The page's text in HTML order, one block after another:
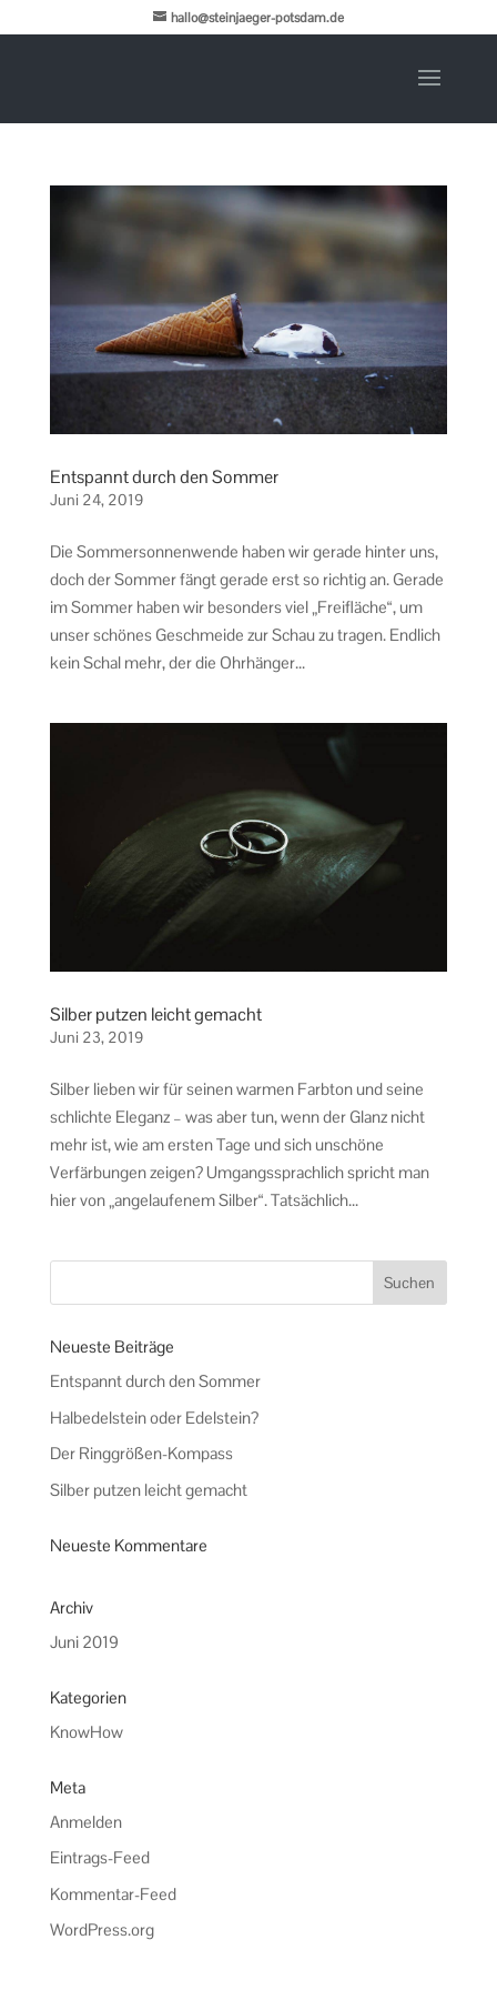
hallo@steinjaeger-potsdam.de
Entspannt durch den Sommer
Juni 24, 2019
Die Sommersonnenwende haben wir gerade hinter uns,
doch der Sommer fängt gerade erst so richtig an. Gerade
im Sommer haben wir besonders viel „Freifläche“, um
unser schönes Geschmeide zur Schau zu tragen. Endlich
kein Schal mehr, der die Ohrhänger...
Silber putzen leicht gemacht
Juni 23, 2019
Silber lieben wir für seinen warmen Farbton und seine
schlichte Eleganz – was aber tun, wenn der Glanz nicht
mehr ist, wie am ersten Tage und sich unschöne
Verfärbungen zeigen? Umgangssprachlich spricht man
hier von „angelaufenem Silber“. Tatsächlich...
Neueste Beiträge
Entspannt durch den Sommer
Halbedelstein oder Edelstein?
Der Ringgrößen-Kompass
Silber putzen leicht gemacht
Neueste Kommentare
Archiv
Juni 2019
Kategorien
KnowHow
Meta
Anmelden
Eintrags-Feed
Kommentar-Feed
WordPress.org